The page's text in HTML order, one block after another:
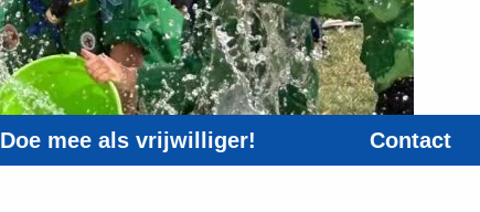
Doe mee als vrijwilliger! Contact